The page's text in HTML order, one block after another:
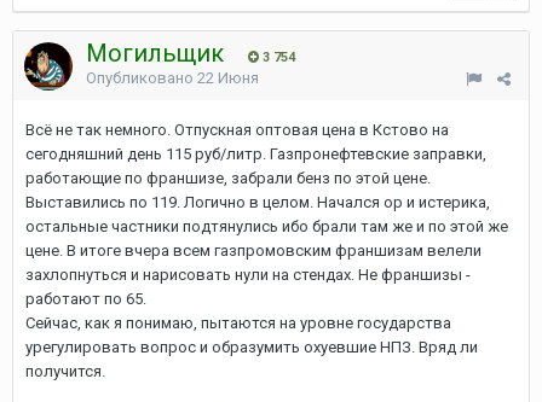
Могильщик 3 754
Опубликовано 22 Июня
Всё не так немного. Отпускная оптовая цена в Кстово на
сегодняшний день 115 руб/литр. Газпронефтевские заправки,
работающие по франшизе, забрали бенз по этой цене.
Выставились по 119. Логично в целом. Начался ор и истерика,
остальные частники подтянулись ибо брали там же и по этой же
цене. В итоге вчера всем газпромовским франшизам велели
захлопнуться и нарисовать нули на стендах. Не франшизы -
работают по 65.
Сейчас, как я понимаю, пытаются на уровне государства
урегулировать вопрос и образумить охуевшие НПЗ. Вряд ли
получится.